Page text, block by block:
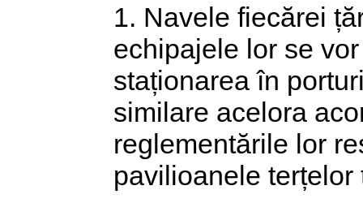
1. Navele fiecărei
echipajele lor se
staționarea în
similare acelora
reglementările lor
pavilioanele terțelor